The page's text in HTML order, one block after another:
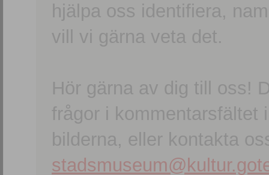
hjälpa oss identifiera,
vill vi gärna veta det.
Hör gärna av dig till oss!
frågor i kommentarsfältet
bilderna, eller kontakta